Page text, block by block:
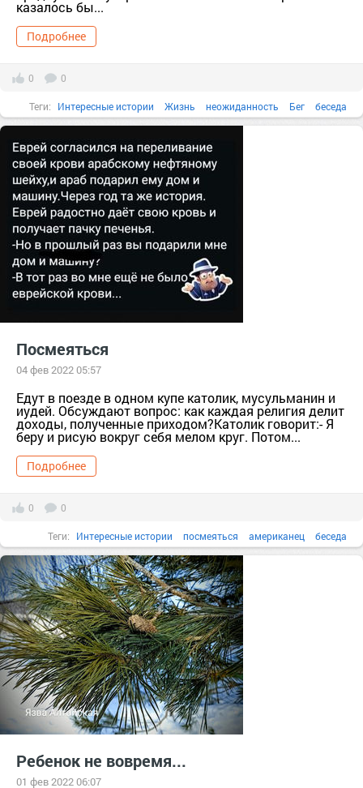
казалось бы...
Подробнее
0 0
Теги: Интересные истории Жизнь неожиданность Бег беседа
Посмеяться
04 фев 2022 05:57
Едут в поезде в одном купе католик, мусульманин и
иудей. Обсуждают вопрос: как каждая религия делит
доходы, полученные приходом?Католик говорит:- Я
беру и рисую вокруг себя мелом круг. Потом...
Подробнее
0 0
Теги: Интересные истории посмеяться американец беседа
Ребенок не вовремя...
01 фев 2022 06:07